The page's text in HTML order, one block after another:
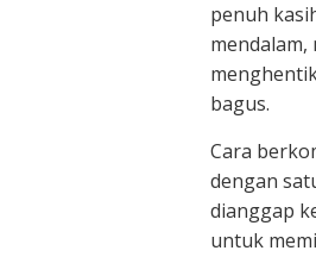
penuh
bagus.
Cara
dengan
dianggap
untuk